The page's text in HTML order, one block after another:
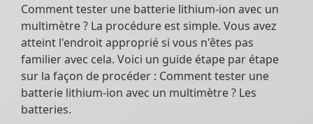
Comment tester une batterie lithium-ion avec un
multimètre ? La procédure est simple. Vous avez
atteint l'endroit approprié si vous n'êtes pas
familier avec cela. Voici un guide étape par étape
sur la façon de procéder : Comment tester une
batterie lithium-ion avec un multimètre ? Les
batteries.